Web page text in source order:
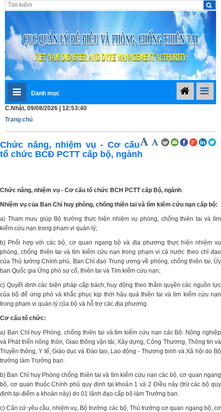
Danh mục
C.Nhật, 09/08/2026 | 12:53:40
Trang chủ
Chức năng, nhiệm vụ - Cơ cấu
tổ chức BCĐ PCTT cấp bộ, ngành
Chức năng, nhiệm vụ - Cơ cấu tổ chức BCH PCTT cấp Bộ, ngành
Nhiệm vụ của Ban Chỉ huy phòng, chống thiên tai và tìm kiếm cứu nạn cấp bộ:
a) Tham mưu giúp Bộ trưởng thực hiện nhiệm vụ phòng, chống thiên tai và tìm
kiếm cứu nạn trong phạm vi quản lý;
b) Phối hợp với các bộ, cơ quan ngang bộ và địa phương thực hiện nhiệm vụ
phòng, chống thiên tai và tìm kiếm cứu nạn trong phạm vi cả nước theo chỉ đạo
của Thủ tướng Chính phủ, Ban Chỉ đạo Trung ương về phòng, chống thiên tai, Ủy
ban Quốc gia Ứng phó sự cố, thiên tai và Tìm kiếm cứu nạn;
c) Quyết định các biện pháp cấp bách, huy động theo thẩm quyền các nguồn lực
của bộ để ứng phó và khắc phục kịp thời hậu quả thiên tai và tìm kiếm cứu nạn
trong phạm vi quản lý của bộ và hỗ trợ các địa phương.
Cơ cấu tổ chức:
a) Ban Chỉ huy Phòng, chống thiên tai và tìm kiếm cứu nạn các Bộ: Nông nghiệp
và Phát triển nông thôn, Giao thông vận tải, Xây dựng, Công Thương, Thông tin và
Truyền thông, Y tế, Giáo dục và Đào tạo, Lao động - Thương binh và Xã hội do Bộ
trưởng làm Trưởng ban.
b) Ban Chỉ huy Phòng chống thiên tai và tìm kiếm cứu nạn các bộ, cơ quan ngang
bộ, cơ quan thuộc Chính phủ quy định tại khoản 1 và 2 Điều này (trừ các bộ quy
định tại điểm a khoản này) do 01 lãnh đạo cấp bộ làm Trưởng ban.
c) Căn cứ yêu cầu, nhiệm vụ, Bộ trưởng các bộ, Thủ trưởng cơ quan ngang bộ, cơ